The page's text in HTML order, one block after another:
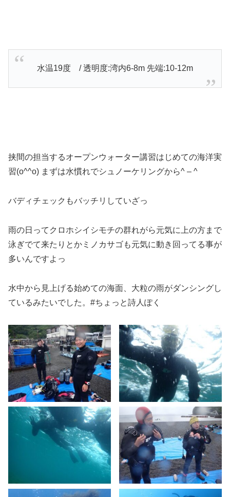
水温19度 / 透明度:湾内6-8m 先端:10-12m
挟間の担当するオープンウォーター講習はじめての海洋実
習(o^^o) まずは水慣れでシュノーケリングから^ – ^
バディチェックもバッチリしていざっ
雨の日ってクロホシイシモチの群れがら元気に上の方まで
泳ぎでて来たりとかミノカサゴも元気に動き回ってる事が
多いんですよっ
水中から見上げる始めての海面、大粒の雨がダンシングし
ているみたいでした。#ちょっと詩人ぽく